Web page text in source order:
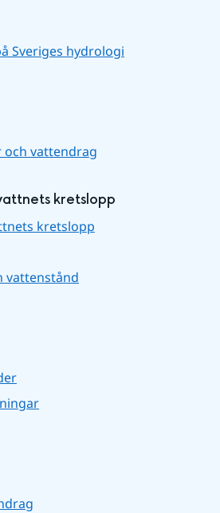
Sveriges hydrologi
och vattendrag
kretslopp
kretslopp
vattenstånd